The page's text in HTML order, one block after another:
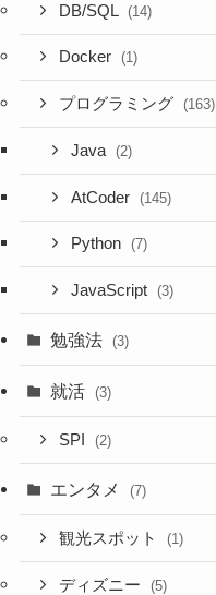
DB/SQL (14)
Docker (1)
プログラミング (163)
Java (2)
AtCoder (145)
Python (7)
JavaScript (3)
勉強法 (3)
就活 (3)
SPI (2)
エンタメ (7)
観光スポット (1)
ディズニー (5)